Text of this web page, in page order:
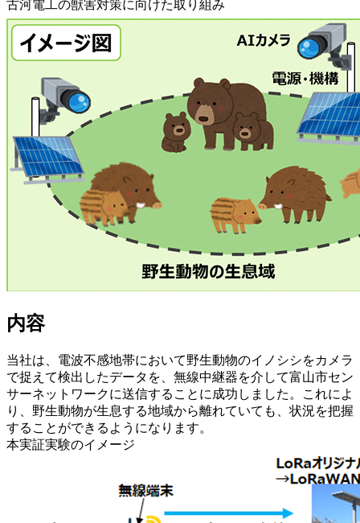
古河電工の獣害対策に向けた取り組み
内容
当社は、電波不感地帯において野生動物のイノシシをカメラ
で捉えて検出したデータを、無線中継器を介して富山市セン
サーネットワークに送信することに成功しました。これによ
り、野生動物が生息する地域から離れていても、状況を把握
することができるようになります。
本実証実験のイメージ